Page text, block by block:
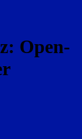
Open-